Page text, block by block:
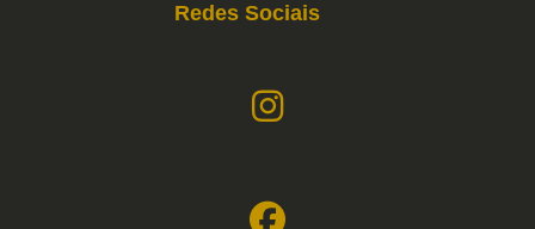
Redes Sociais